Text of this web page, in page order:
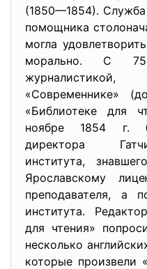
(1850—1854).
помощника
могла
морально. С
«Современнике»
«Библиотеке для
ноябре 1854 г.
директора
института,
Ярославскому
преподавателя, а
института.
для чтения»
несколько
которые произвели